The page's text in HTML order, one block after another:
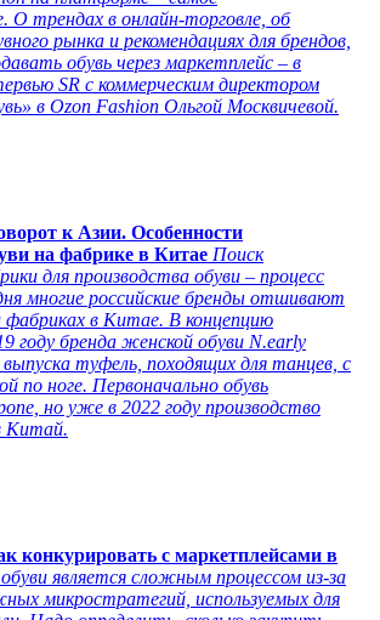
О трендах в онлайн-торговле, об
рынка и рекомендациях для брендов,
обувь через маркетплейс – в
SR с коммерческим директором
в Ozon Fashion Ольгой Москвичевой.
к Азии. Особенности
на фабрике в Китае Поиск
для производства обуви – процесс
многие российские бренды отшивают
фабриках в Китае. В концепцию
году бренда женской обуви N.early
выпуска туфель, походящих для танцев, с
по ноге. Первоначально обувь
но уже в 2022 году производство
Китай.
конкурировать с маркетплейсами в
обуви является сложным процессом из-за
микростратегий, используемых для